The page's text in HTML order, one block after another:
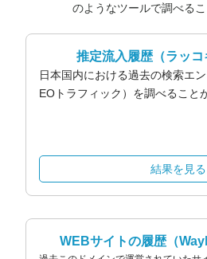
のようなツールで調べるこ
推定流入履歴（ラッコ
日本国内における過去の検索エ
EOトラフィック）を調べること
結果を見る
WEBサイトの履歴（